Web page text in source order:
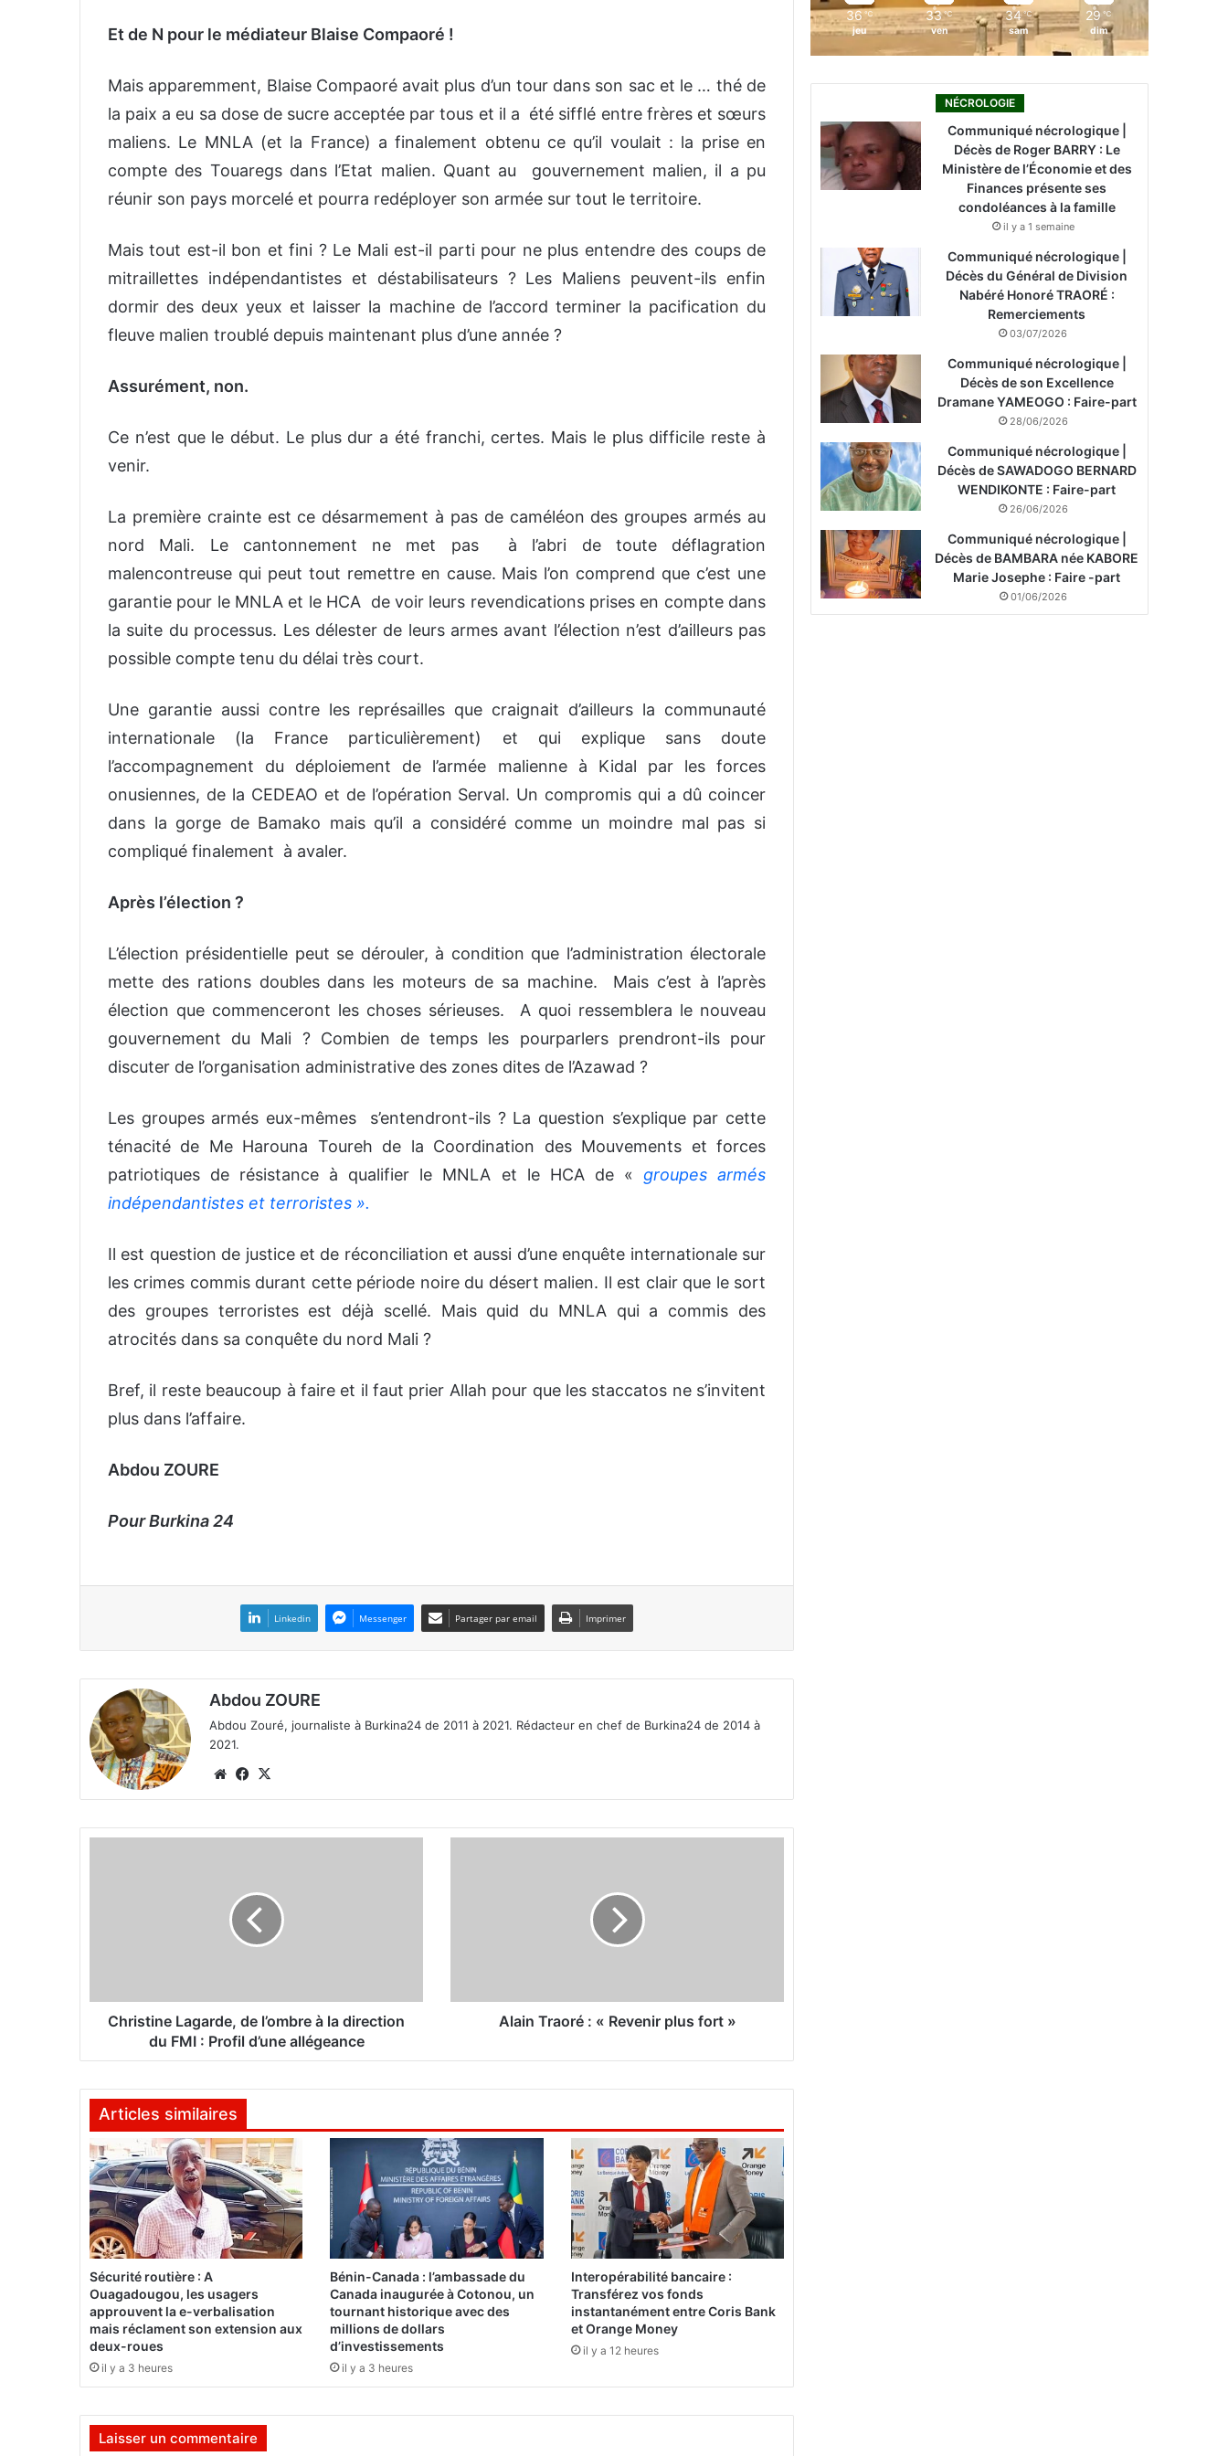
Et de N pour le médiateur Blaise Compaoré !
Mais apparemment, Blaise Compaoré avait plus d’un tour dans son sac et le … thé de
la paix a eu sa dose de sucre acceptée par tous et il a été sifflé entre frères et sœurs
maliens. Le MNLA (et la France) a finalement obtenu ce qu’il voulait : la prise en
compte des Touaregs dans l’Etat malien. Quant au gouvernement malien, il a pu
réunir son pays morcelé et pourra redéployer son armée sur tout le territoire.
Mais tout est-il bon et fini ? Le Mali est-il parti pour ne plus entendre des coups de
mitraillettes indépendantistes et déstabilisateurs ? Les Maliens peuvent-ils enfin
dormir des deux yeux et laisser la machine de l’accord terminer la pacification du
fleuve malien troublé depuis maintenant plus d’une année ?
Assurément, non.
Ce n’est que le début. Le plus dur a été franchi, certes. Mais le plus difficile reste à
venir.
La première crainte est ce désarmement à pas de caméléon des groupes armés au
nord Mali. Le cantonnement ne met pas à l’abri de toute déflagration
malencontreuse qui peut tout remettre en cause. Mais l’on comprend que c’est une
garantie pour le MNLA et le HCA de voir leurs revendications prises en compte dans
la suite du processus. Les délester de leurs armes avant l’élection n’est d’ailleurs pas
possible compte tenu du délai très court.
Une garantie aussi contre les représailles que craignait d’ailleurs la communauté
internationale (la France particulièrement) et qui explique sans doute
l’accompagnement du déploiement de l’armée malienne à Kidal par les forces
onusiennes, de la CEDEAO et de l’opération Serval. Un compromis qui a dû coincer
dans la gorge de Bamako mais qu’il a considéré comme un moindre mal pas si
compliqué finalement à avaler.
Après l’élection ?
L’élection présidentielle peut se dérouler, à condition que l’administration électorale
mette des rations doubles dans les moteurs de sa machine. Mais c’est à l’après
élection que commenceront les choses sérieuses. A quoi ressemblera le nouveau
gouvernement du Mali ? Combien de temps les pourparlers prendront-ils pour
discuter de l’organisation administrative des zones dites de l’Azawad ?
Les groupes armés eux-mêmes s’entendront-ils ? La question s’explique par cette
ténacité de Me Harouna Toureh de la Coordination des Mouvements et forces
patriotiques de résistance à qualifier le MNLA et le HCA de «
groupes armés
indépendantistes et terroristes ».
Il est question de justice et de réconciliation et aussi d’une enquête internationale sur
les crimes commis durant cette période noire du désert malien. Il est clair que le sort
des groupes terroristes est déjà scellé. Mais quid du MNLA qui a commis des
atrocités dans sa conquête du nord Mali ?
Bref, il reste beaucoup à faire et il faut prier Allah pour que les staccatos ne s’invitent
plus dans l’affaire.
Abdou ZOURE
Pour Burkina 24
Linkedin Messenger Partager par email Imprimer
Abdou ZOURE
Abdou Zouré, journaliste à Burkina24 de 2011 à 2021. Rédacteur en chef de Burkina24 de 2014 à
2021.
We
bsi
Fa
ce
ok
e
g
r
e
,
d
e
l
’
o
m
b
r
e
à
l
a
i
Christine Lagarde, de l’ombre à la direction
du FMI : Profil d’une allégeance
o
:
v
e
n
i
p
l
u
s
f
»
Alain Traoré : « Revenir plus fort »
Articles similaires
Sécurité routière : A
Ouagadougou, les usagers
approuvent la e-verbalisation
mais réclament son extension aux
deux-roues
il y a 3 heures
Bénin-Canada : l’ambassade du
Canada inaugurée à Cotonou, un
tournant historique avec des
millions de dollars
d’investissements
il y a 3 heures
Interopérabilité bancaire :
Transférez vos fonds
instantanément entre Coris Bank
et Orange Money
il y a 12 heures
Laisser un commentaire
36 ℃
jeu
33 ℃
ven
34 ℃
sam
29 ℃
dim
NÉCROLOGIE
Communiqué nécrologique |
Décès de Roger BARRY : Le
Ministère de l’Économie et des
Finances présente ses
condoléances à la famille
il y a 1 semaine
Communiqué nécrologique |
Décès du Général de Division
Nabéré Honoré TRAORÉ :
Remerciements
03/07/2026
Communiqué nécrologique |
Décès de son Excellence
Dramane YAMEOGO : Faire-part
28/06/2026
Communiqué nécrologique |
Décès de SAWADOGO BERNARD
WENDIKONTE : Faire-part
26/06/2026
Communiqué nécrologique |
Décès de BAMBARA née KABORE
Marie Josephe : Faire -part
01/06/2026